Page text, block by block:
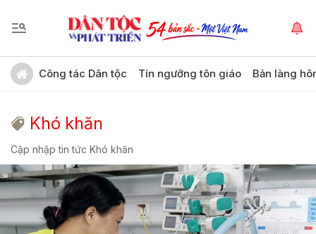
Công tác Dân tộc Tín ngưỡng tôn giáo Bản làng
Khó khăn
Cập nhập tin tức Khó khăn